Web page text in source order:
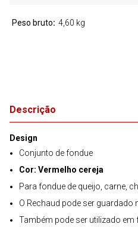
Descrição
Design
Conjunto de fondue
Cor: Vermelho cereja
Para fondue de queijo, carne,
O Rechaud pode ser
Também pode ser utilizado
Peso bruto 4,60 kg